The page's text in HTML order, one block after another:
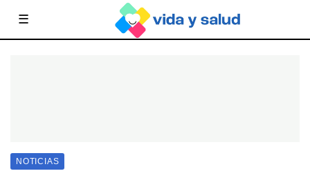
☰
NOTICIAS